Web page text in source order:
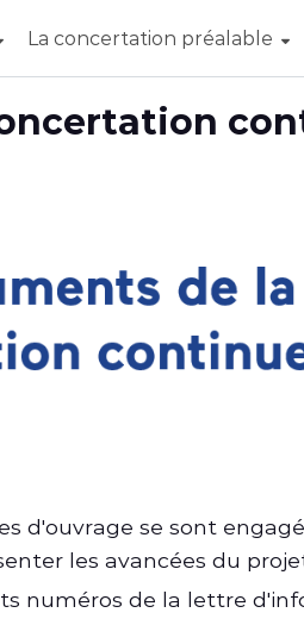
La concertation préalable
d'ouvrage se sont
les avancées du
numéros de la lettre